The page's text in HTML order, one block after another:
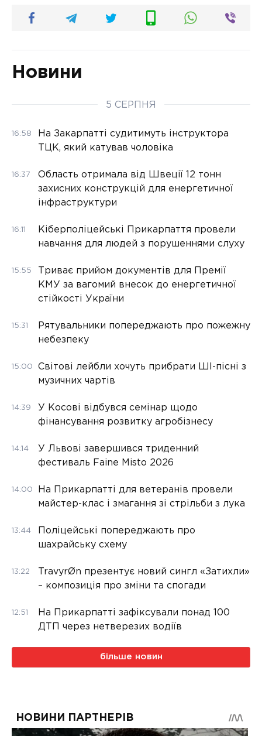
Новини
5 СЕРПНЯ
16:58
На Закарпатті судитимуть інструктора
ТЦК, який катував чоловіка
16:37
Область отримала від Швеції 12 тонн
захисних конструкцій для енергетичної
інфраструктури
16:11
Кіберполіцейські Прикарпаття провели
навчання для людей з порушеннями слуху
15:55
Триває прийом документів для Премії
КМУ за вагомий внесок до енергетичної
стійкості України
15:31
Рятувальники попереджають про пожежну
небезпеку
15:00
Світові лейбли хочуть прибрати ШІ-пісні з
музичних чартів
14:39
У Косові відбувся семінар щодо
фінансування розвитку агробізнесу
14:14
У Львові завершився триденний
фестиваль Faine Misto 2026
14:00
На Прикарпатті для ветеранів провели
майстер-клас і змагання зі стрільби з лука
13:44
Поліцейські попереджають про
шахрайську схему
13:22
TravyrØn презентує новий сингл «Затихли»
– композиція про зміни та спогади
12:51
На Прикарпатті зафіксували понад 100
ДТП через нетверезих водіїв
більше новин